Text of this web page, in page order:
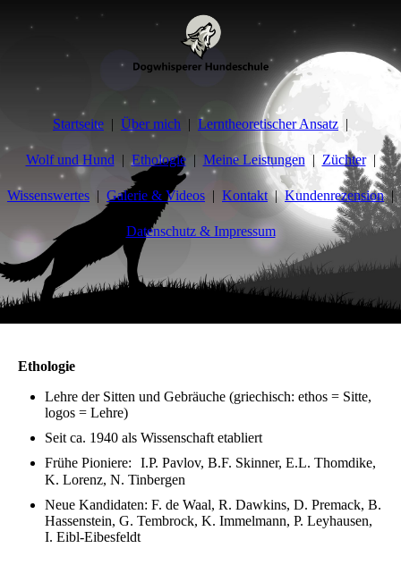
Startseite Über mich Lerntheoretischer Ansatz
Wolf und Hund Ethologie Meine Leistungen Züchter
Wissenswertes Galerie & Videos Kontakt Kundenrezension
Datenschutz & Impressum
Hundeerziehung und Verhaltensberatung
Ethologie
Lehre der Sitten und Gebräuche (griechisch: ethos = Sitte,
logos = Lehre)
Seit ca. 1940 als Wissenschaft etabliert
Frühe Pioniere:
I.P. Pavlov, B.F. Skinner, E.L. Thomdike,
K. Lorenz, N. Tinbergen
Neue Kandidaten: F. de Waal, R. Dawkins, D. Premack, B.
Hassenstein, G. Tembrock, K. Immelmann, P. Leyhausen,
I. Eibl-Eibesfeldt